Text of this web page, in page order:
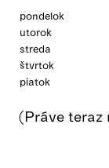
pondelok
utorok
streda
štvrtok
piatok
(Práve teraz